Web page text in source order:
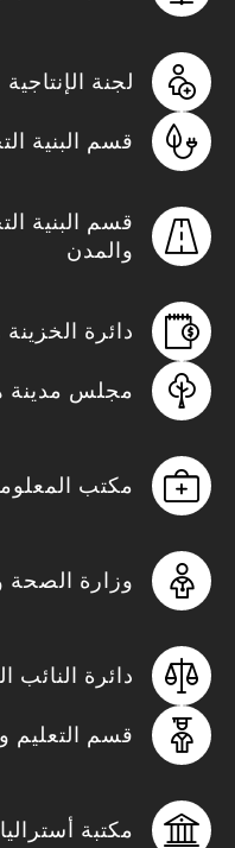
لجنة الإنتاجية
قسم البنية
قسم البنية
والمدن
دائرة الخزينة
مجلس مدينة
مكتب
وزارة الصحة
دائرة النائب
قسم التعليم
مكتبة